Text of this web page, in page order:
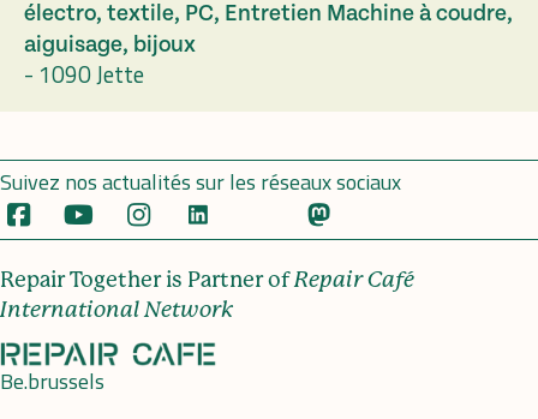
électro, textile, PC, Entretien Machine à coudre,
aiguisage, bijoux
- 1090 Jette
Suivez nos actualités sur les réseaux sociaux
Repair Together is Partner ofRepair Café
International Network
Be.brussels